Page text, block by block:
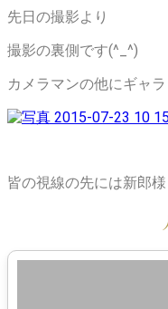
先日の撮影より
撮影の裏側です(^_^)
カメラマンの他にギャ
皆の視線の先には新郎